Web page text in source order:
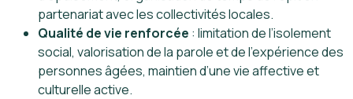
partenariat avec les collectivités locales.
Qualité de vie renforcée : limitation de l’isolement
social, valorisation de la parole et de l’expérience des
personnes âgées, maintien d’une vie affective et
culturelle active.